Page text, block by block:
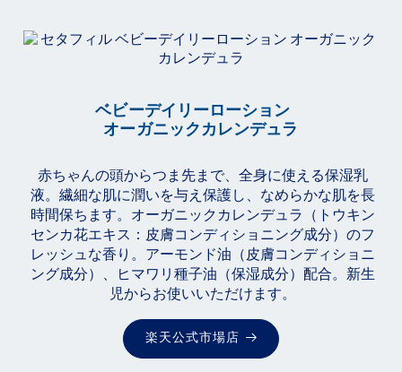
ベビーデイリーローション
オーガニックカレンデュラ
赤ちゃんの頭からつま先まで、全身に使える保湿乳
液。繊細な肌に潤いを与え保護し、なめらかな肌を長
時間保ちます。オーガニックカレンデュラ（トウキン
センカ花エキス：皮膚コンディショニング成分）のフ
レッシュな香り。アーモンド油（皮膚コンディショニ
ング成分）、ヒマワリ種子油（保湿成分）配合。新生
児からお使いいただけます。
楽天公式市場店